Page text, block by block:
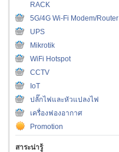
RACK
5G/4G Wi-Fi Modem/Router
UPS
Mikrotik
WiFi Hotspot
CCTV
IoT
ปลั๊กไฟและหัวแปลงไฟ
เครื่องฟองอากาศ
Promotion
สาระน่ารู้